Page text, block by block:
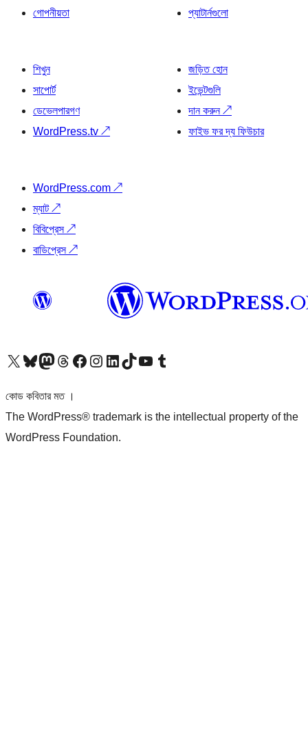
গোপনীয়তা
প্যাটার্নগুলো
শিখুন
সাপোর্ট
ডেভেলপারগণ
WordPress.tv ↗
জড়িত হোন
ইভেন্টগুলি
দান করুন↗
ফাইভ ফর দ্য ফিউচার
WordPress.com ↗
ম্যাট↗
বিবিপ্রেস↗
বাডিপ্রেস↗
আমাদের X (আগের টুইটার) অ্যাকাউন্টে যানআমাদের Bluesky অ্যাকাউন্টটি দেখুনআমাদের মাস্টোডন অ্যাকাউন্টটি দেখুনআমাদের থ্রেডস অ্যাকাউন্টটি দেখুনআমাদের ফেসবুক পেজ দেখুনআমাদের ইন্সটাগ্রাম অ্যাকাউন্ট দেখুনআমাদের লিঙ্কডইন অ্যাকাউন্টে যানআমাদের TikTok অ্যাকাউন্টটি দেখুনআমাদের ইউটিউব চ্যানেলে যান আমাদের টাম্বলার অ্যাকাউন্ট দেখুন
কোড কবিতার মত ।
The WordPress® trademark is the intellectual property of the
WordPress Foundation.